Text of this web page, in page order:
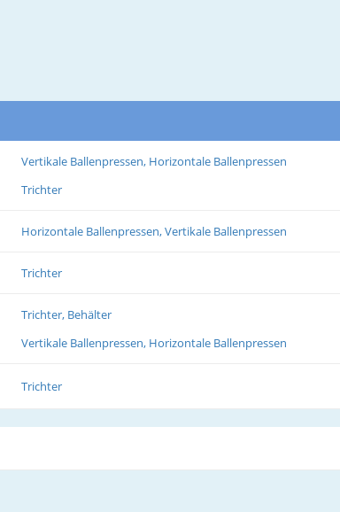
Vertikale Ballenpressen, Horizontale Ballenpressen
Trichter
Horizontale Ballenpressen, Vertikale Ballenpressen
Trichter
Trichter, Behälter
Vertikale Ballenpressen, Horizontale Ballenpressen
Trichter